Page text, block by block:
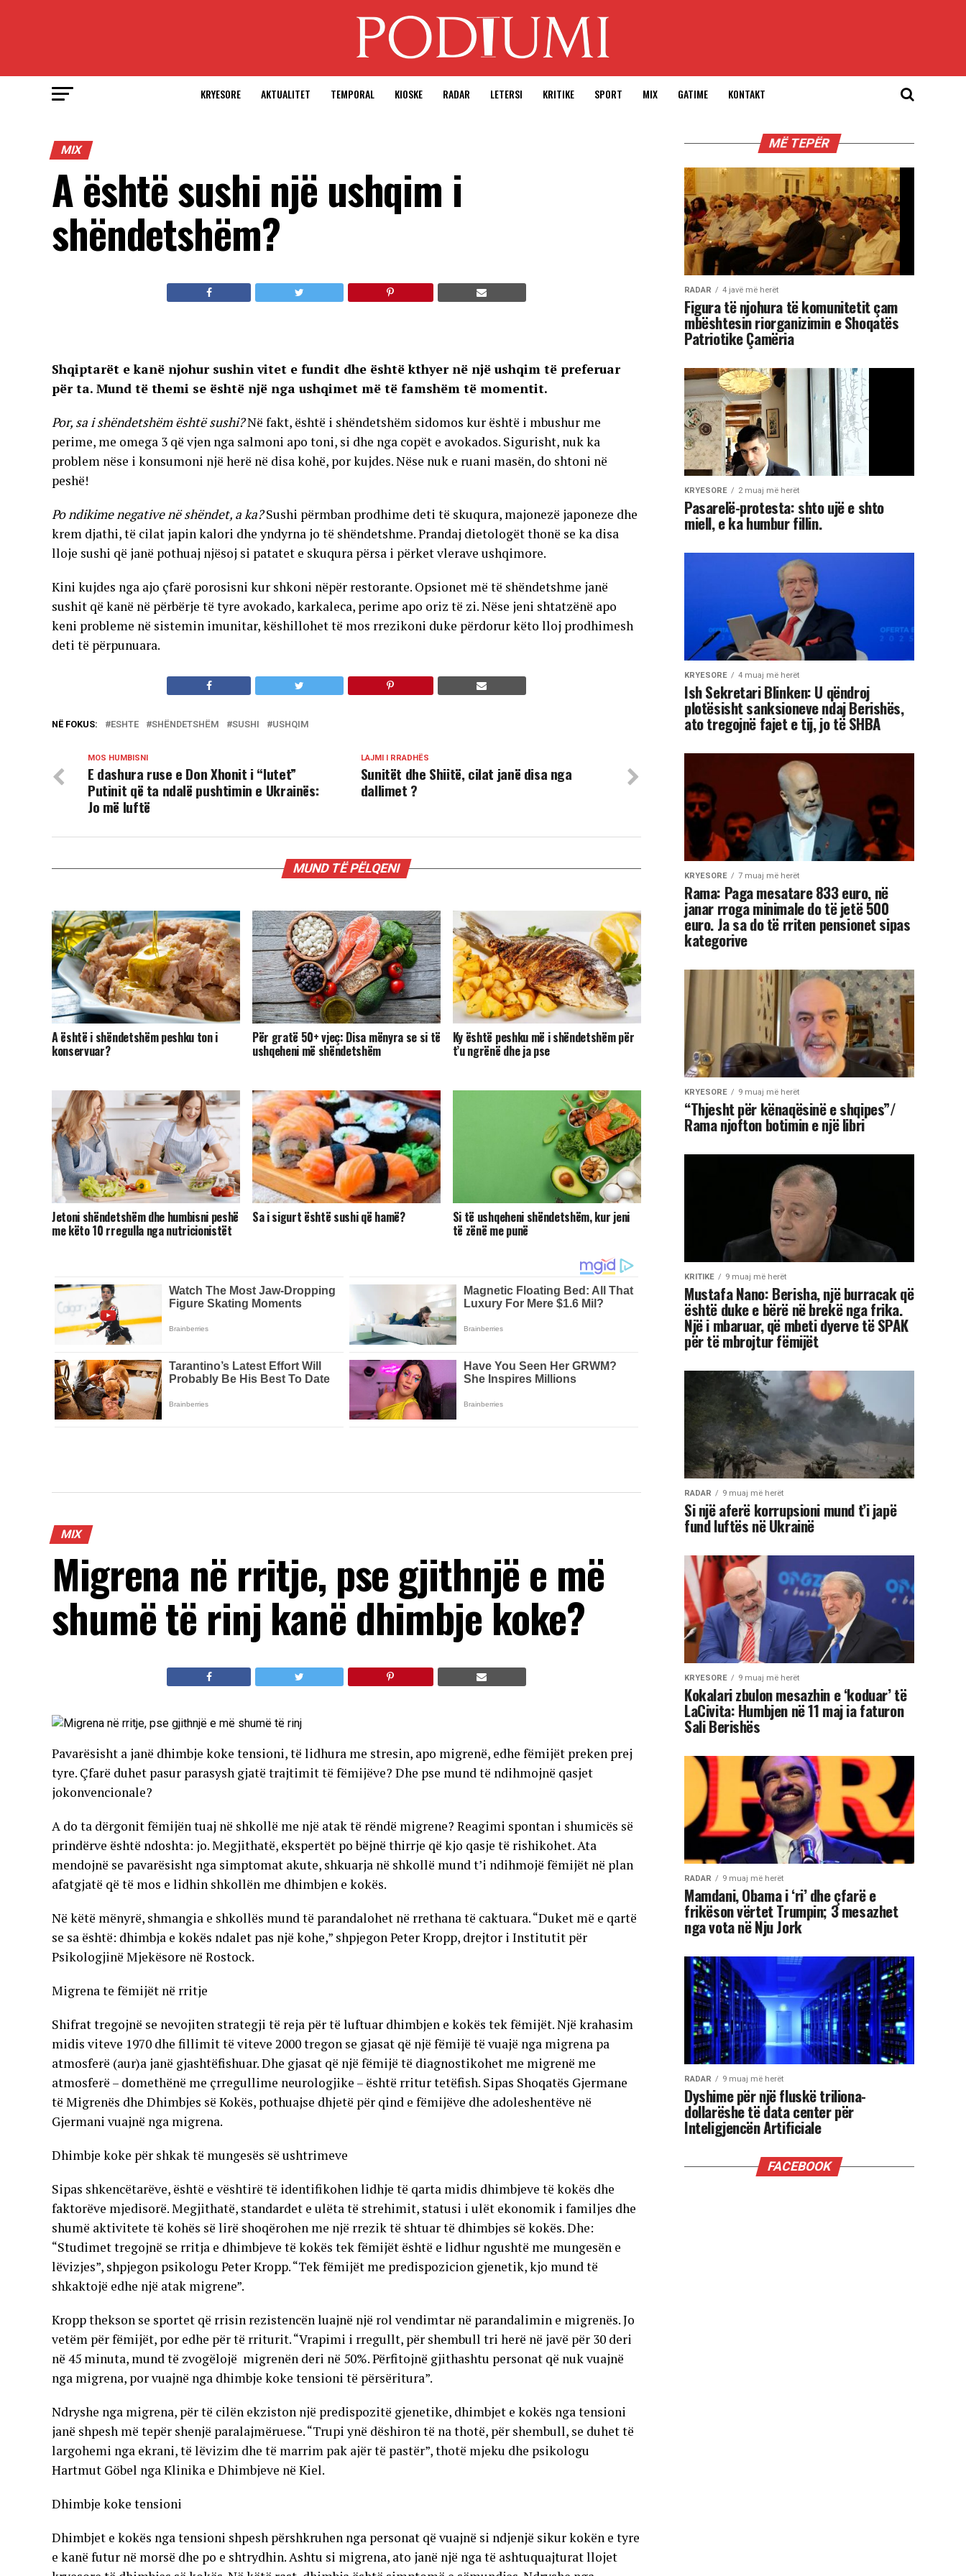
KRYESORE AKTUALITET TEMPORAL KIOSKE RADAR LETERSI KRITIKE SPORT MIX GATIME KONTAKT
MIX
A është sushi një ushqim i
shëndetshëm?
Shqiptarët e kanë njohur sushin vitet e fundit dhe është kthyer në një ushqim të preferuar
për ta. Mund të themi se është një nga ushqimet më të famshëm të momentit.
Por, sa i shëndetshëm është sushi?Në fakt, është i shëndetshëm sidomos kur është i mbushur me
perime, me omega 3 që vjen nga salmoni apo toni, si dhe nga copët e avokados. Sigurisht, nuk ka
problem nëse i konsumoni një herë në disa kohë, por kujdes. Nëse nuk e ruani masën, do shtoni në
peshë!
Po ndikime negative në shëndet, a ka?Sushi përmban prodhime deti të skuqura, majonezë japoneze dhe
krem djathi, të cilat japin kalori dhe yndyrna jo të shëndetshme. Prandaj dietologët thonë se ka disa
lloje sushi që janë pothuaj njësoj si patatet e skuqura përsa i përket vlerave ushqimore.
Kini kujdes nga ajo çfarë porosisni kur shkoni nëpër restorante. Opsionet më të shëndetshme janë
sushit që kanë në përbërje të tyre avokado, karkaleca, perime apo oriz të zi. Nëse jeni shtatzënë apo
keni probleme në sistemin imunitar, këshillohet të mos rrezikoni duke përdorur këto lloj prodhimesh
deti të përpunuara.
NË FOKUS: ESHTE SHËNDETSHËM SUSHI USHQIM
LAJMI I RRADHËS
Sunitët dhe Shiitë, cilat janë disa nga
dallimet ?
MOS HUMBISNI
E dashura ruse e Don Xhonit i “lutet”
Putinit që ta ndalë pushtimin e Ukrainës:
Jo më luftë
MUND TË PËLQENI
A është i shëndetshëm peshku ton i
konservuar?
Për gratë 50+ vjeç: Disa mënyra se si të
ushqeheni më shëndetshëm
Ky është peshku më i shëndetshëm për
t’u ngrënë dhe ja pse
Jetoni shëndetshëm dhe humbisni peshë
me këto 10 rregulla nga nutricionistët
Sa i sigurt është sushi që hamë? Si të ushqeheni shëndetshëm, kur jeni
të zënë me punë
MIX
Migrena në rritje, pse gjithnjë e më
shumë të rinj kanë dhimbje koke?
Pavarësisht a janë dhimbje koke tensioni, të lidhura me stresin, apo migrenë, edhe fëmijët preken prej
tyre. Çfarë duhet pasur parasysh gjatë trajtimit të fëmijëve? Dhe pse mund të ndihmojnë qasjet
jokonvencionale?
A do ta dërgonit fëmijën tuaj në shkollë me një atak të rëndë migrene? Reagimi spontan i shumicës së
prindërve është ndoshta: jo. Megjithatë, ekspertët po bëjnë thirrje që kjo qasje të rishikohet. Ata
mendojnë se pavarësisht nga simptomat akute, shkuarja në shkollë mund t’i ndihmojë fëmijët në plan
afatgjatë që të mos e lidhin shkollën me dhimbjen e kokës.
Në këtë mënyrë, shmangia e shkollës mund të parandalohet në rrethana të caktuara. “Duket më e qartë
se sa është: dhimbja e kokës ndalet pas një kohe,” shpjegon Peter Kropp, drejtor i Institutit për
Psikologjinë Mjekësore në Rostock.
Migrena te fëmijët në rritje
Shifrat tregojnë se nevojiten strategji të reja për të luftuar dhimbjen e kokës tek fëmijët. Një krahasim
midis viteve 1970 dhe fillimit të viteve 2000 tregon se gjasat që një fëmijë të vuajë nga migrena pa
atmosferë (aur)a janë gjashtëfishuar. Dhe gjasat që një fëmijë të diagnostikohet me migrenë me
atmosferë – domethënë me çrregullime neurologjike – është rritur tetëfish. Sipas Shoqatës Gjermane
të Migrenës dhe Dhimbjes së Kokës, pothuajse dhjetë për qind e fëmijëve dhe adoleshentëve në
Gjermani vuajnë nga migrena.
Dhimbje koke për shkak të mungesës së ushtrimeve
Sipas shkencëtarëve, është e vështirë të identifikohen lidhje të qarta midis dhimbjeve të kokës dhe
faktorëve mjedisorë. Megjithatë, standardet e ulëta të strehimit, statusi i ulët ekonomik i familjes dhe
shumë aktivitete të kohës së lirë shoqërohen me një rrezik të shtuar të dhimbjes së kokës. Dhe:
“Studimet tregojnë se rritja e dhimbjeve të kokës tek fëmijët është e lidhur ngushtë me mungesën e
lëvizjes”, shpjegon psikologu Peter Kropp. “Tek fëmijët me predispozicion gjenetik, kjo mund të
shkaktojë edhe një atak migrene”.
Kropp thekson se sportet që rrisin rezistencën luajnë një rol vendimtar në parandalimin e migrenës. Jo
vetëm për fëmijët, por edhe për të rriturit. “Vrapimi i rregullt, për shembull tri herë në javë për 30 deri
në 45 minuta, mund të zvogëlojë migrenën deri në 50%. Përfitojnë gjithashtu personat që nuk vuajnë
nga migrena, por vuajnë nga dhimbje koke tensioni të përsëritura”.
Ndryshe nga migrena, për të cilën ekziston një predispozitë gjenetike, dhimbjet e kokës nga tensioni
janë shpesh më tepër shenjë paralajmëruese. “Trupi ynë dëshiron të na thotë, për shembull, se duhet të
largohemi nga ekrani, të lëvizim dhe të marrim pak ajër të pastër”, thotë mjeku dhe psikologu
Hartmut Göbel nga Klinika e Dhimbjeve në Kiel.
Dhimbje koke tensioni
Dhimbjet e kokës nga tensioni shpesh përshkruhen nga personat që vuajnë si ndjenjë sikur kokën e tyre
e kanë futur në morsë dhe po e shtrydhin. Ashtu si migrena, ato janë një nga të ashtuquajturat llojet
MË TEPËR
RADAR 4 javë më herët
Figura të njohura të komunitetit çam
mbështesin riorganizimin e Shoqatës
Patriotike Çamëria
KRYESORE 2 muaj më herët
Pasarelë-protesta: shto ujë e shto
miell, e ka humbur fillin.
KRYESORE 4 muaj më herët
Ish Sekretari Blinken: U qëndroj
plotësisht sanksioneve ndaj Berishës,
ato tregojnë fajet e tij, jo të SHBA
KRYESORE 7 muaj më herët
Rama: Paga mesatare 833 euro, në
janar rroga minimale do të jetë 500
euro. Ja sa do të rriten pensionet sipas
kategorive
KRYESORE 9 muaj më herët
“Thjesht për kënaqësinë e shqipes”/
Rama njofton botimin e një libri
KRITIKE 9 muaj më herët
Mustafa Nano: Berisha, një burracak që
është duke e bërë në brekë nga frika.
Një i mbaruar, që mbeti dyerve të SPAK
për të mbrojtur fëmijët
RADAR 9 muaj më herët
Si një aferë korrupsioni mund t’i japë
fund luftës në Ukrainë
KRYESORE 9 muaj më herët
Kokalari zbulon mesazhin e ‘koduar’ të
LaCivita: Humbjen në 11 maj ia faturon
Sali Berishës
RADAR 9 muaj më herët
Mamdani, Obama i ‘ri’ dhe çfarë e
frikëson vërtet Trumpin; 3 mesazhet
nga vota në Nju Jork
RADAR 9 muaj më herët
Dyshime për një fluskë triliona-
dollarëshe të data center për
Inteligjencën Artificiale
FACEBOOK